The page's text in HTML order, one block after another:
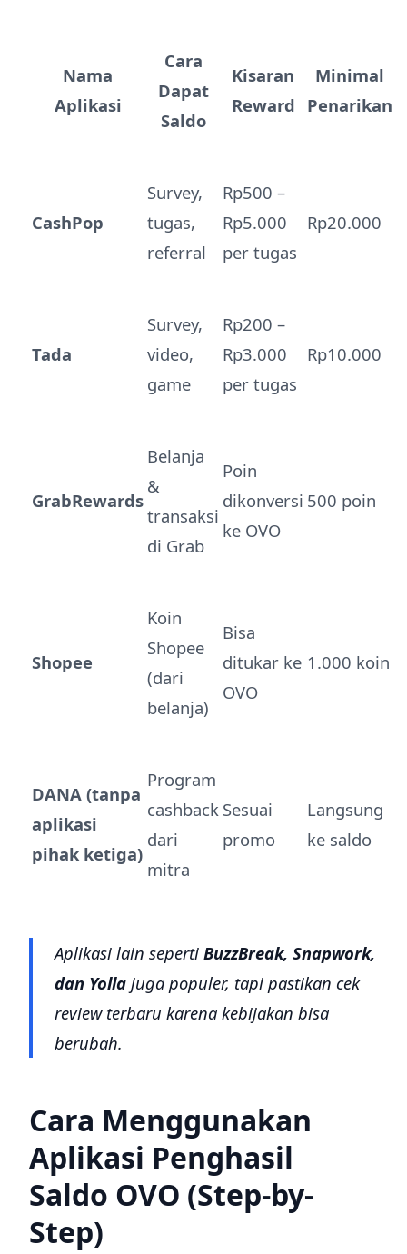
Nama
Aplikasi
Cara
Dapat
Saldo
Kisaran
Reward
Minimal
Penarikan
CashPop
Survey,
tugas,
referral
Rp500 –
Rp5.000
per tugas
Rp20.000
Tada
Survey,
video,
game
Rp200 –
Rp3.000
per tugas
Rp10.000
GrabRewards
Belanja
&
transaksi
di Grab
Poin
dikonversi
ke OVO
500 poin
Shopee
Koin
Shopee
(dari
belanja)
Bisa
ditukar ke
OVO
1.000 koin
DANA (tanpa
aplikasi
pihak ketiga)
Program
cashback
dari
mitra
Sesuai
promo
Langsung
ke saldo
Aplikasi lain seperti BuzzBreak, Snapwork,
dan Yolla juga populer, tapi pastikan cek
review terbaru karena kebijakan bisa
berubah.
Cara Menggunakan
Aplikasi Penghasil
Saldo OVO (Step-by-
Step)